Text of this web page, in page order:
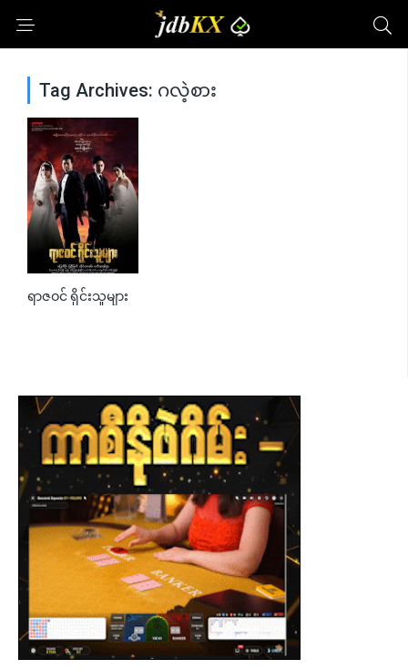
Tag Archives: ဂလဲ့စား
0
ရာဇဝင် ရိုင်းသူများ